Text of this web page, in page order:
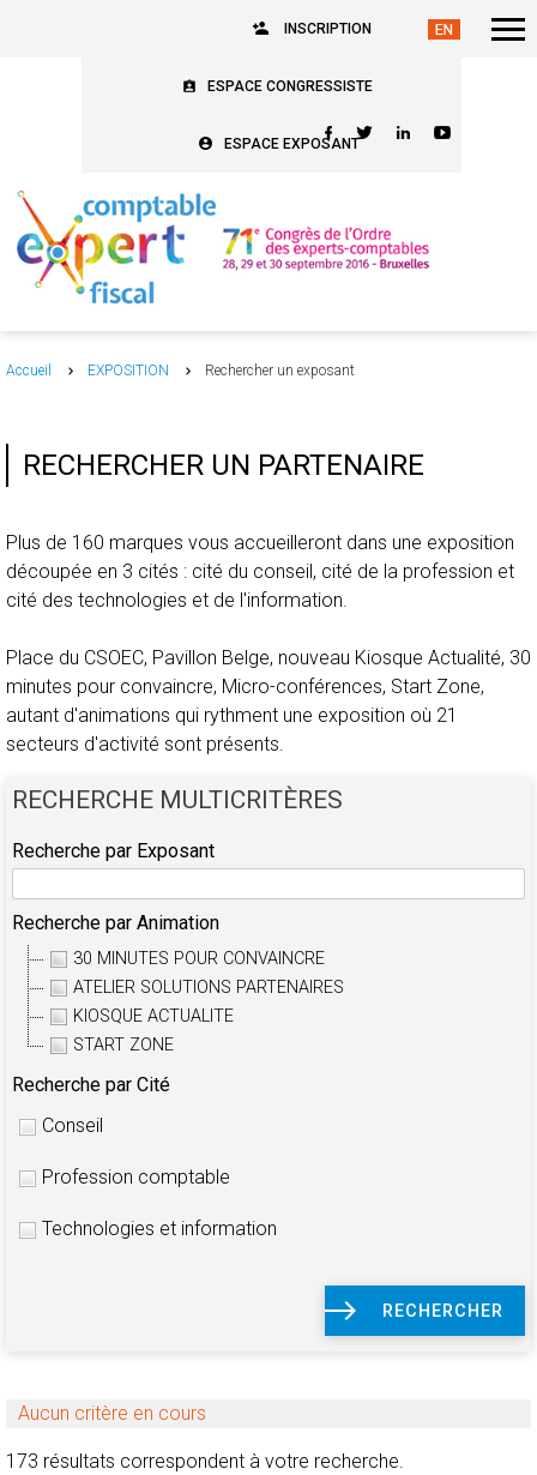
INSCRIPTION
ESPACE CONGRESSISTE
ESPACE EXPOSANT
Accueil EXPOSITION Rechercher un exposant
RECHERCHER UN PARTENAIRE
Plus de 160 marques vous accueilleront dans une exposition
découpée en 3 cités : cité du conseil, cité de la profession et
cité des technologies et de l'information.
Place du CSOEC, Pavillon Belge, nouveau Kiosque Actualité, 30
minutes pour convaincre, Micro-conférences, Start Zone,
autant d'animations qui rythment une exposition où 21
secteurs d'activité sont présents.
RECHERCHE MULTICRITÈRES
Recherche par Exposant
Recherche par Animation
30 MINUTES POUR CONVAINCRE
ATELIER SOLUTIONS PARTENAIRES
KIOSQUE ACTUALITE
START ZONE
Recherche par Cité
Conseil
Profession comptable
Technologies et information
RECHERCHER
Aucun critère en cours
173 résultats correspondent à votre recherche.